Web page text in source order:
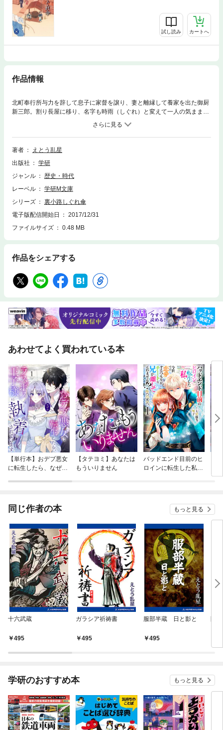
試し読み カートへ
作品情報
北町奉行所与力を辞して息子に家督を譲り、妻と離縁して養家を出た御厨
新三郎。割り長屋に移り、名字も時雨（しぐれ）と変えて一人の気まま暮
らしを始めた新三郎だったが、ある日、かつての悪友だった遠山が訪ねて
きたことで、思わぬ役を背負うことになった。
著者
えとう乱星
出版社
学研
ジャンル
歴史・時代
レーベル
学研M文庫
シリーズ
裏小路しぐれ傘
電子版配信開始日
2017/12/31
ファイルサイズ
0.48 MB
作品をシェアする
あわせてよく買われている本
【単行本】おデブ悪女
に転生したら、なぜか
【タテヨミ】あなたは
もういりません
バッドエンド目前のヒ
ロインに転生した私、
同じ作者の本 もっと見る
十六武蔵
495
ガラシア祈祷書
495
服部半蔵 日と影と
495
開
学研のおすすめ本 もっと見る